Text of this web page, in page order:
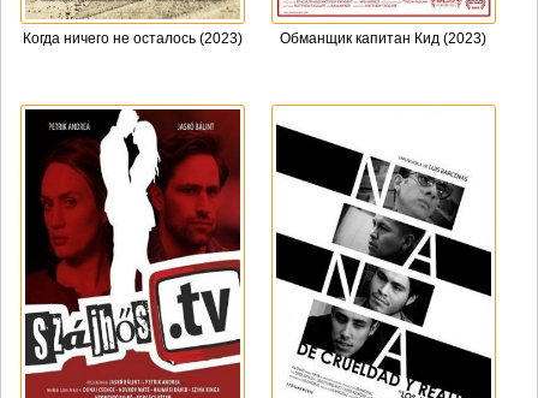
Когда ничего не осталось (2023) Обманщик капитан Кид (2023)